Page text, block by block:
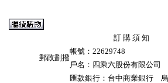
訂 購 須 知
郵政劃撥
帳號：22629748
戶名：四乘六股份有限公司
匯款銀行：台中商業銀行